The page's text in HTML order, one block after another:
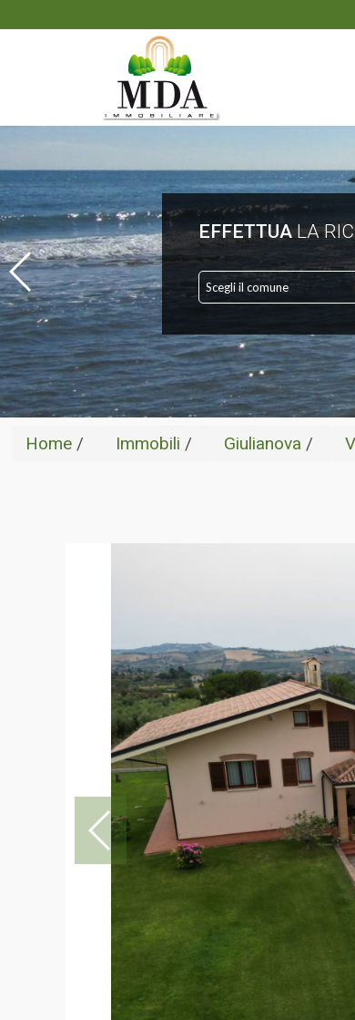
EFFETTUALA
Scegli il comune
Home / Immobili / Giulianova /